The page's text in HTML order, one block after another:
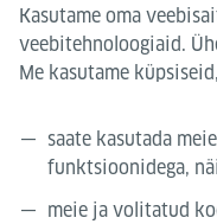
Kasutame oma
veebitehnoloogiaid.
Me kasutame
saate kasutada
funktsioonidega,
meie ja volitatud